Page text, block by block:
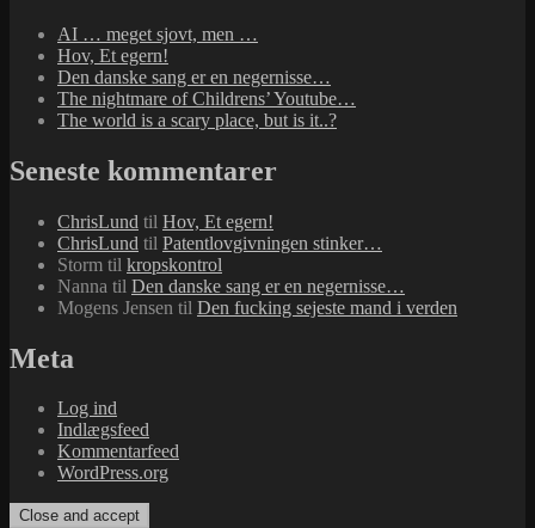
AI … meget sjovt, men …
Hov, Et egern!
Den danske sang er en negernisse…
The nightmare of Childrens’ Youtube…
The world is a scary place, but is it..?
Seneste kommentarer
ChrisLund til Hov, Et egern!
ChrisLund til Patentlovgivningen stinker…
Storm til kropskontrol
Nanna til Den danske sang er en negernisse…
Mogens Jensen til Den fucking sejeste mand i verden
Meta
Log ind
Indlægsfeed
Kommentarfeed
WordPress.org